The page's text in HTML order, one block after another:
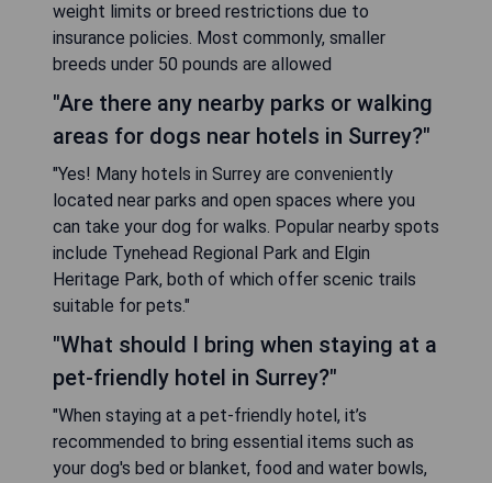
weight limits or breed restrictions due to
insurance policies. Most commonly, smaller
breeds under 50 pounds are allowed
"Are there any nearby parks or walking
areas for dogs near hotels in Surrey?"
"Yes! Many hotels in Surrey are conveniently
located near parks and open spaces where you
can take your dog for walks. Popular nearby spots
include Tynehead Regional Park and Elgin
Heritage Park, both of which offer scenic trails
suitable for pets."
"What should I bring when staying at a
pet-friendly hotel in Surrey?"
"When staying at a pet-friendly hotel, it’s
recommended to bring essential items such as
your dog's bed or blanket, food and water bowls,